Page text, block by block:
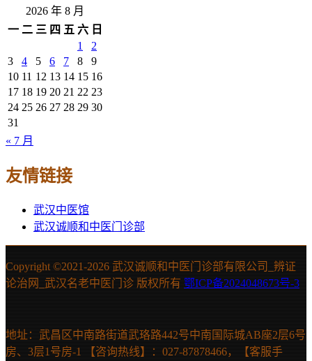
2026 年 8 月
一 二 三 四 五 六 日
1
2
3
4 5 6 7 8
9
10 11 12 13 14 15 16
17 18 19 20 21 22 23
24 25 26 27 28 29 30
31
« 7 月
友情链接
武汉中医馆
武汉诚顺和中医门诊部
Copyright ©2021-2026 武汉诚顺和中医门诊部有限公司_辨证
论治网_武汉名老中医门诊 版权所有 鄂ICP备2024048673号-3
地址：武昌区中南路街道武珞路442号中南国际城AB座2层6号
房、3层1号房-1 【咨询热线】：027-87878466，【客服手